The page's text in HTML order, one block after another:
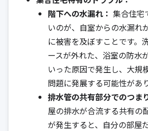
階下への水漏れ： 集合住宅
いのが、自室からの水漏れ
に被害を及ぼすことです。
ースが外れた、浴室の防水
いった原因で発生し、大規
問題に発展する可能性があ
排水管の共有部分でのつま
屋の排水が合流する共有の
が発生すると、自分の部屋